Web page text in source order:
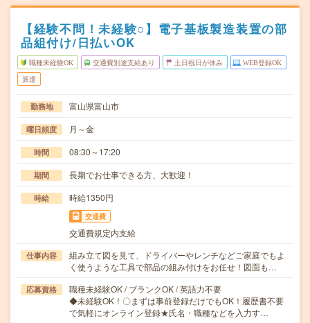
【経験不問！未経験○】電子基板製造装置の部
品組付け/日払いOK
職種未経験OK 交通費別途支給あり 土日祝日が休み WEB登録OK
派遣
勤務地 富山県富山市
曜日頻度 月～金
時間 08:30～17:20
期間 長期でお仕事できる方、大歓迎！
時給 時給1350円
交通費
交通費規定内支給
仕事内容
組み立て図を見て、ドライバーやレンチなどご家庭でもよ
く使うような工具で部品の組み付けをお任せ！図面も…
応募資格
職種未経験OK / ブランクOK / 英語力不要
◆未経験OK！〇まずは事前登録だけでもOK！履歴書不要
で気軽にオンライン登録★氏名・職種などを入力す…